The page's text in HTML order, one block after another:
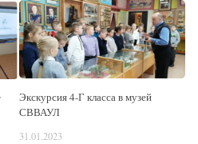
Экскурсия 4-Г класса в музей
СВВАУЛ
31.01.2023